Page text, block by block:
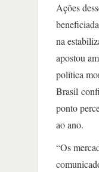
Ações
na
apostou
política
Brasil
ponto
ao ano.
“Os